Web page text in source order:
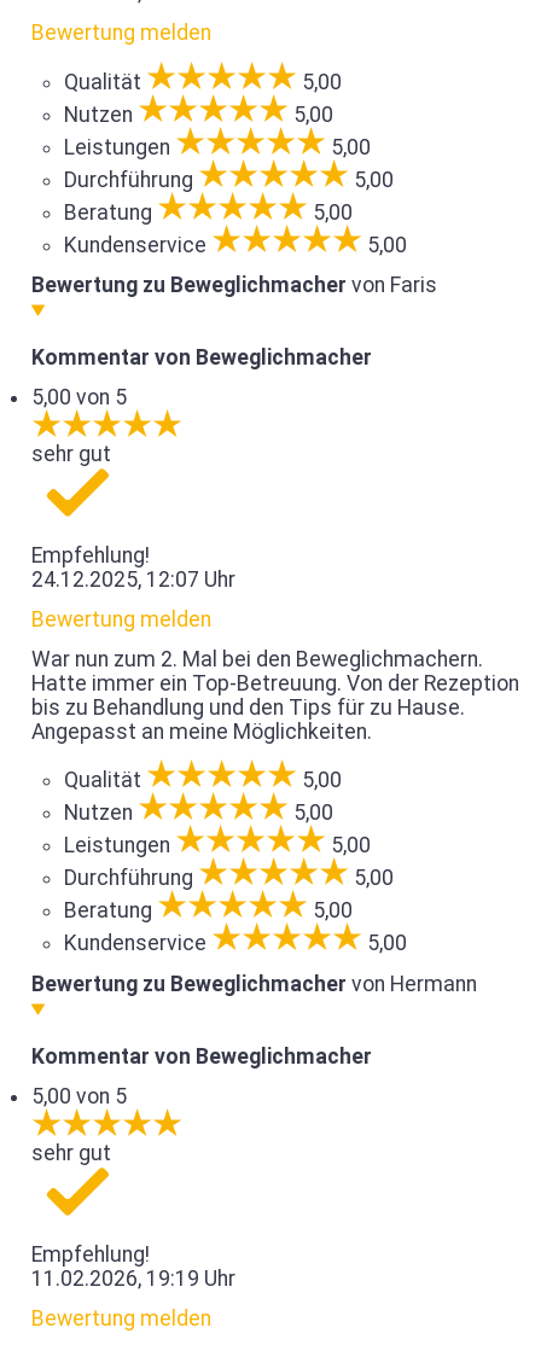
Bewertung melden
Qualität
5,00
Nutzen
5,00
Leistungen
5,00
Durchführung
5,00
Beratung
5,00
Kundenservice
5,00
Bewertung zu Beweglichmacher von Faris
Kommentar von Beweglichmacher
5,00 von 5
sehr gut
Empfehlung!
24.12.2025, 12:07 Uhr
Bewertung melden
War nun zum 2. Mal bei den Beweglichmachern.
Hatte immer ein Top-Betreuung. Von der Rezeption
bis zu Behandlung und den Tips für zu Hause.
Angepasst an meine Möglichkeiten.
Qualität
5,00
Nutzen
5,00
Leistungen
5,00
Durchführung
5,00
Beratung
5,00
Kundenservice
5,00
Bewertung zu Beweglichmacher von Hermann
Kommentar von Beweglichmacher
5,00 von 5
sehr gut
Empfehlung!
11.02.2026, 19:19 Uhr
Bewertung melden